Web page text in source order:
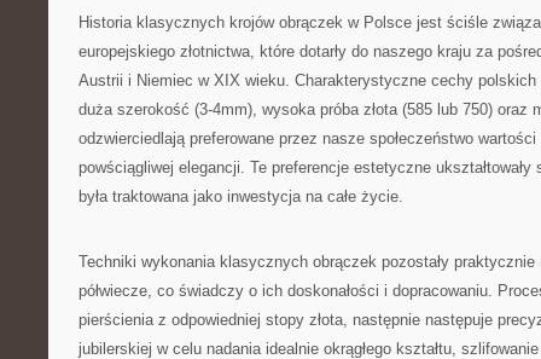
Historia klasycznych krojów obrączek w Polsce jest ściśle
europejskiego złotnictwa, które dotarły do naszego kraju za
Austrii i Niemiec w XIX wieku. Charakterystyczne cechy
duża szerokość (3-4mm), wysoka próba złota (585 lub 750) oraz
odzwierciedlają preferowane przez nasze społeczeństwo
powściągliwej elegancji. Te preferencje estetyczne
była traktowana jako inwestycja na całe życie.
Techniki wykonania klasycznych obrączek pozostały
półwiecze, co świadczy o ich doskonałości i dopracowaniu.
pierścienia z odpowiedniej stopy złota, następnie następuje
jubilerskiej w celu nadania idealnie okrągłego kształtu,